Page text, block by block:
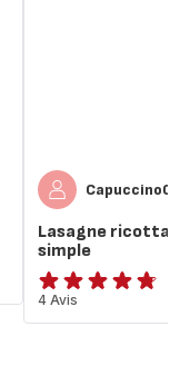
Capuccino0
Lasagne ricotta
simple
ratings.4.7
4 Avis